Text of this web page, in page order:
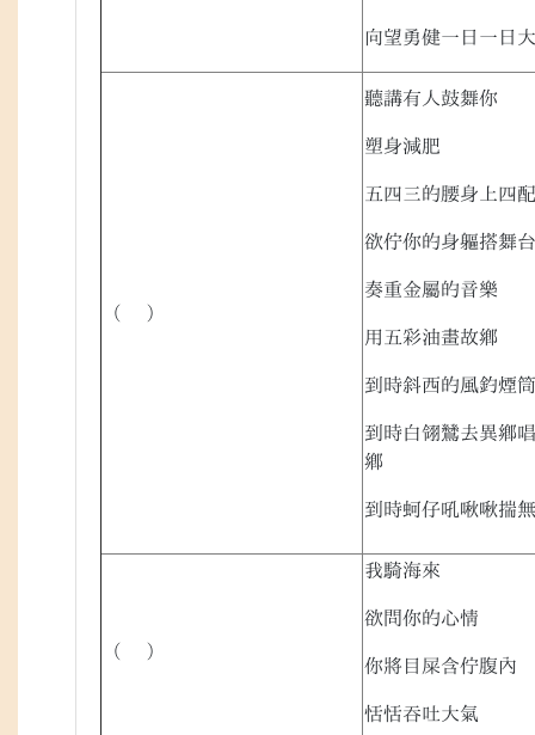
向望勇健一日一日大
（ ）
聽講有人鼓舞你
塑身減肥
五四三的腰身上四配
欲佇你的身軀搭舞台
奏重金屬的音樂
用五彩油畫故鄉
到時斜西的風釣煙
到時白翎鷥去異鄉
鄉
到時蚵仔吼啾啾揣
（ ）
我騎海來
欲問你的心情
你將目屎含佇腹內
恬恬吞吐大氣